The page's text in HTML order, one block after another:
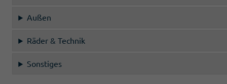
Außen
Räder & Technik
Sonstiges